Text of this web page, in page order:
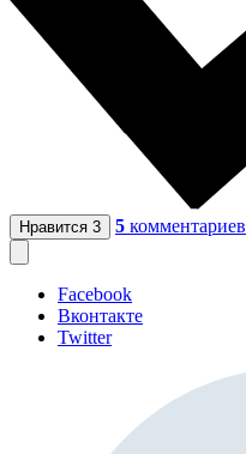
Нравится 3 5 комментариев
Facebook
Вконтакте
Twitter